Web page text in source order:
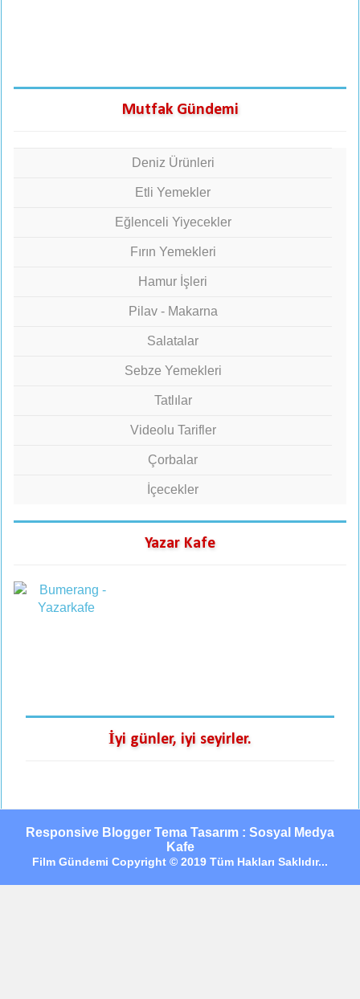
Mutfak Gündemi
Deniz Ürünleri
Etli Yemekler
Eğlenceli Yiyecekler
Fırın Yemekleri
Hamur İşleri
Pilav - Makarna
Salatalar
Sebze Yemekleri
Tatlılar
Videolu Tarifler
Çorbalar
İçecekler
Yazar Kafe
İyi günler, iyi seyirler.
Responsive Blogger Tema Tasarım : Sosyal Medya
Kafe
Film Gündemi Copyright © 2019 Tüm Hakları Saklıdır...